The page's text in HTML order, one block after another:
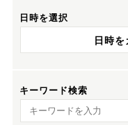
日時を選択
日時
キーワード検索
キーワード検索